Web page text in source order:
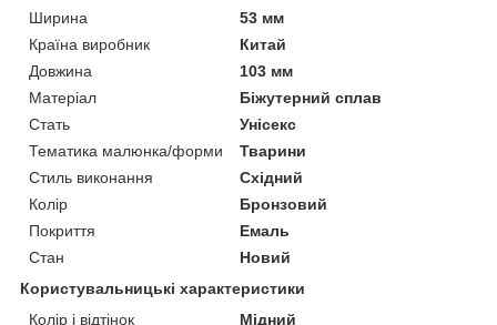
Ширина
53 мм
Країна виробник
Китай
Довжина
103 мм
Матеріал
Біжутерний сплав
Стать
Унісекс
Тематика малюнка/форми
Тварини
Стиль виконання
Східний
Колір
Бронзовий
Покриття
Емаль
Стан
Новий
Користувальницькі характеристики
Колір і відтінок
Мідний